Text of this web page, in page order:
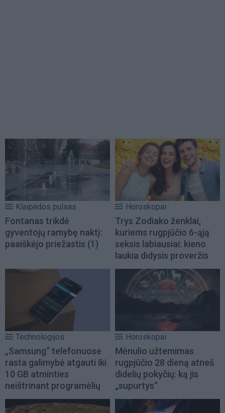
Klaipėdos pulsas
Fontanas trikdė
gyventojų ramybę naktį:
paaiškėjo priežastis (1)
Horoskopai
Trys Zodiako ženklai,
kuriems rugpjūčio 6-ąją
seksis labiausiai: kieno
laukia didysis proveržis
Technologijos
„Samsung“ telefonuose
rasta galimybė atgauti iki
10 GB atminties
neištrinant programėlių
Horoskopai
Mėnulio užtemimas
rugpjūčio 28 dieną atneš
didelių pokyčių: ką jis
„supurtys“